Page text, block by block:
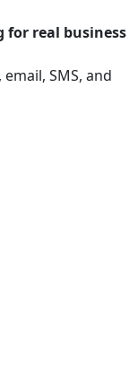
real business
SMS, and